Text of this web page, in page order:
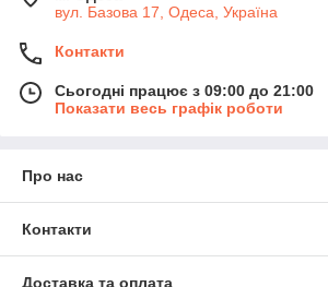
вул. Базова 17, Одеса, Україна
Контакти
Сьогодні працює з 09:00 до 21:00
Показати весь графік роботи
Про нас
Контакти
Доставка та оплата